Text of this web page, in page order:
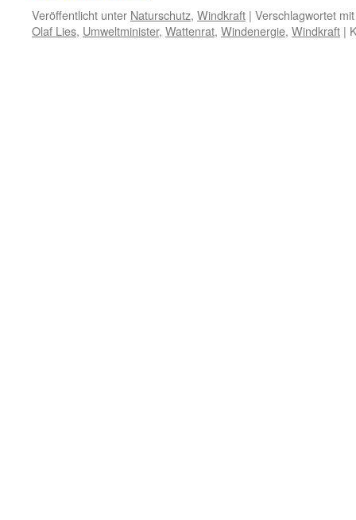
Veröffentlicht unter Naturschutz, Windkraft | Verschlagwortet mit
Olaf Lies, Umweltminister, Wattenrat, Windenergie, Windkraft |